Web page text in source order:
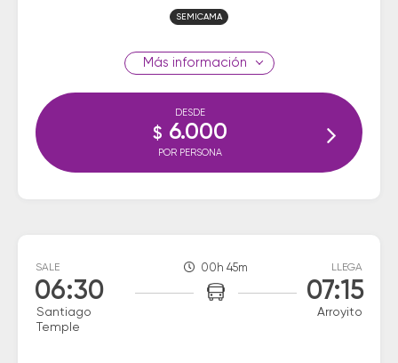
SEMICAMA
información
DESDE
$ 6.000
POR PERSONA
SALE
06:30
Santiago
Temple
00h 45m LLEGA
07:15
Arroyito